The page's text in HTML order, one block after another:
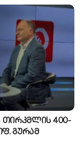
თირკმლის 400-
გურამ